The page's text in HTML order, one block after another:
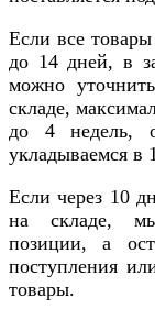
Если все
до 14 дней, в
можно
складе,
до 4 недель,
укладываемся в
Если через 10
на складе,
позиции, а
поступления
товары.